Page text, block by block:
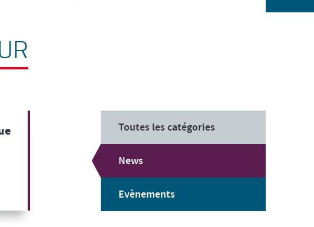
Toutes les catégories
News
Evènements